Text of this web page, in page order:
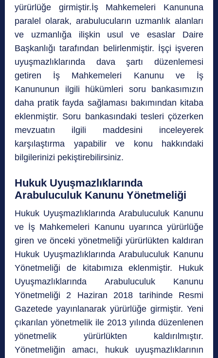
yürürlüğe girmiştir.İş Mahkemeleri Kanununa
paralel olarak, arabulucuların uzmanlık alanları
ve uzmanlığa ilişkin usul ve esaslar Daire
Başkanlığı tarafından belirlenmiştir. İşçi işveren
uyuşmazlıklarında dava şartı düzenlemesi
getiren İş Mahkemeleri Kanunu ve İş
Kanununun ilgili hükümleri soru bankasımızın
daha pratik fayda sağlaması bakımından kitaba
eklenmiştir. Soru bankasındaki tesleri çözerken
mevzuatın ilgili maddesini inceleyerek
karşılaştırma yapabilir ve konu hakkındaki
bilgilerinizi pekiştirebilirsiniz.
Hukuk Uyuşmazlıklarında
Arabuluculuk Kanunu Yönetmeliği
Hukuk Uyuşmazlıklarında Arabuluculuk Kanunu
ve İş Mahkemeleri Kanunu uyarınca yürürlüğe
giren ve önceki yönetmeliği yürürlükten kaldıran
Hukuk Uyuşmazlıklarında Arabuluculuk Kanunu
Yönetmeliği de kitabımıza eklenmiştir. Hukuk
Uyuşmazlıklarında Arabuluculuk Kanunu
Yönetmeliği 2 Haziran 2018 tarihinde Resmi
Gazetede yayınlanarak yürürlüğe girmiştir. Yeni
çıkarılan yönetmelik ile 2013 yılında düzenlenen
yönetmelik yürürlükten kaldırılmıştır.
Yönetmeliğin amacı, hukuk uyuşmazlıklarının